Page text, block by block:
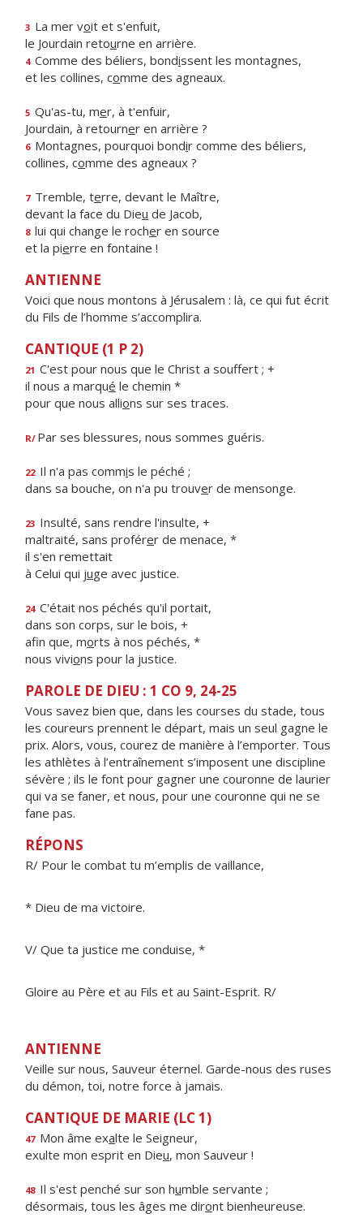
3 La mer voit et s'enfuit,
le Jourdain retourne en arrière.
4 Comme des béliers, bondissent les montagnes,
et les collines, comme des agneaux.
5 Qu'as-tu, mer, à t'enfuir,
Jourdain, à retourner en arrière ?
6 Montagnes, pourquoi bondir comme des béliers,
collines, comme des agneaux ?
7 Tremble, terre, devant le Maître,
devant la face du Dieu de Jacob,
8 lui qui change le rocher en source
et la pierre en fontaine !
ANTIENNE
Voici que nous montons à Jérusalem : là, ce qui fut écrit
du Fils de l’homme s’accomplira.
CANTIQUE (1 P 2)
21 C'est pour nous que le Christ a souffert ; +
il nous a marqué le chemin *
pour que nous allions sur ses traces.
R/ Par ses blessures, nous sommes guéris.
22 Il n'a pas commis le péché ;
dans sa bouche, on n'a pu trouver de mensonge.
23 Insulté, sans rendre l'insulte, +
maltraité, sans proférer de menace, *
il s'en remettait
à Celui qui juge avec justice.
24 C'était nos péchés qu'il portait,
dans son corps, sur le bois, +
afin que, morts à nos péchés, *
nous vivions pour la justice.
PAROLE DE DIEU : 1 CO 9, 24-25
Vous savez bien que, dans les courses du stade, tous
les coureurs prennent le départ, mais un seul gagne le
prix. Alors, vous, courez de manière à l’emporter. Tous
les athlètes à l’entraînement s’imposent une discipline
sévère ; ils le font pour gagner une couronne de laurier
qui va se faner, et nous, pour une couronne qui ne se
fane pas.
RÉPONS
R/ Pour le combat tu m’emplis de vaillance,
* Dieu de ma victoire.
V/ Que ta justice me conduise, *
Gloire au Père et au Fils et au Saint-Esprit. R/
ANTIENNE
Veille sur nous, Sauveur éternel. Garde-nous des ruses
du démon, toi, notre force à jamais.
CANTIQUE DE MARIE (LC 1)
47 Mon âme exalte le Seigneur,
exulte mon esprit en Dieu, mon Sauveur !
48 Il s'est penché sur son humble servante ;
désormais, tous les âges me diront bienheureuse.